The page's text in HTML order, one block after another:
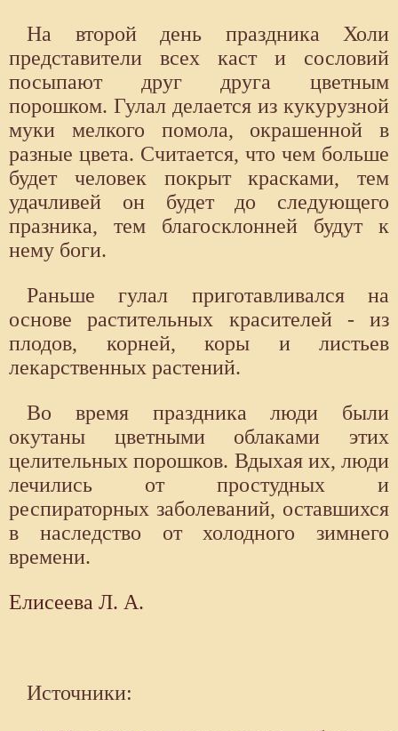
На второй день праздника Холи
представители всех каст и сословий
посыпают друг друга цветным
порошком. Гулал делается из кукурузной
муки мелкого помола, окрашенной в
разные цвета. Считается, что чем больше
будет человек покрыт красками, тем
удачливей он будет до следующего
празника, тем благосклонней будут к
нему боги.
Раньше гулал приготавливался на
основе растительных красителей - из
плодов, корней, коры и листьев
лекарственных растений.
Во время праздника люди были
окутаны цветными облаками этих
целительных порошков. Вдыхая их, люди
лечились от простудных и
респираторных заболеваний, оставшихся
в наследство от холодного зимнего
времени.
Елисеева Л. А.
Источники: